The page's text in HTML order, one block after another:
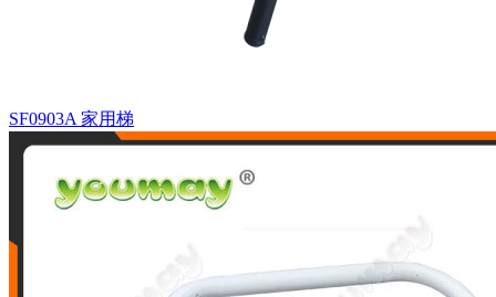
SF0903A 家用梯